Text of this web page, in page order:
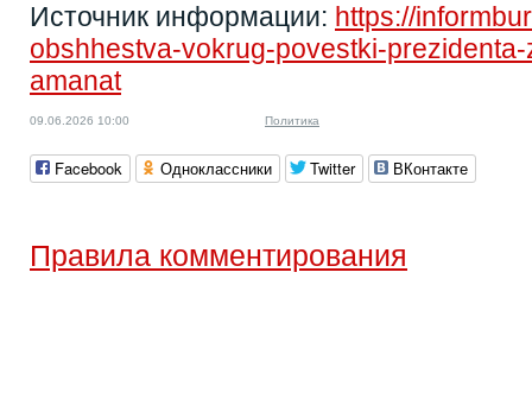
Источник информации: https://
obshhestva-vokrug-povestki-
amanat
09.06.2026 10:00 Политика
Facebook Одноклассники Twitter ВКонтакте
Правила комментирования